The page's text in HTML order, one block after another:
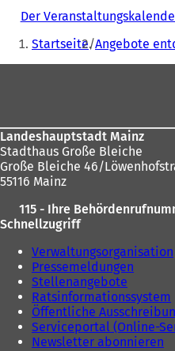
Der
Sie
befinden
Startseite Angebote
Landeshauptstadt Mainz
Stadthaus Große Bleiche
Große Bleiche 46/
55116 Mainz
115 - Ihre
Schnellzugriff
Verwaltungsorganisation
Pressemeldungen
Stellenangebote
Ratsinformationssystem
Öffentliche
Serviceportal (Online-
Newsletter abonnieren